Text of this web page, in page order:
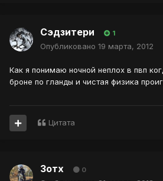
Сэдзитери 1
Опубликовано 19 марта, 2012
Как я понимаю ночной неплох в пвп
броне по гланды и чистая физика
Цитата
Зотх 0